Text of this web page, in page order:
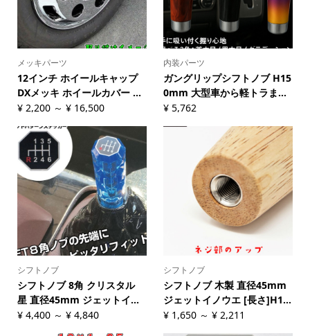
メッキパーツ
12インチ ホイールキャップ
DXメッキ ホイールカバー ...
¥2,200～ ¥16,500
内装パーツ
ガングリップシフトノブ H15
0mm 大型車から軽トラま...
¥ 5,762
シフトノブ
シフトノブ 8角 クリスタル
星 直径45mm ジェットイ...
¥4,400～ ¥4,840
シフトノブ
シフトノブ 木製 直径45mm
ジェットイノウエ [長さ]H1...
¥ 1,650 ～¥ 2,211